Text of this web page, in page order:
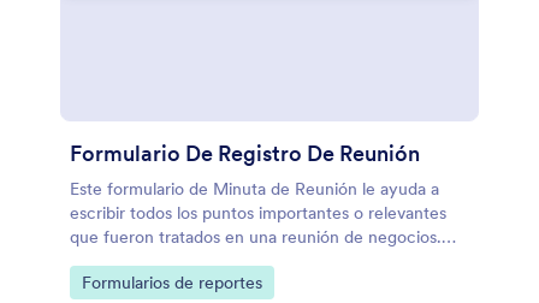
Formulario De Registro De Reunión
Este formulario de Minuta de Reunión le ayuda a
escribir todos los puntos importantes o relevantes
que fueron tratados en una reunión de negocios.
También toma nota de cada participante y cómo fue
cerrada, utilícelo para todas sus reuniones y tenga
Go to Category:
Formularios de reportes